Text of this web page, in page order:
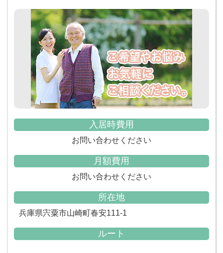
入居時費用
お問い合わせください
月額費用
お問い合わせください
所在地
兵庫県宍粟市山崎町春安111-1
ルート